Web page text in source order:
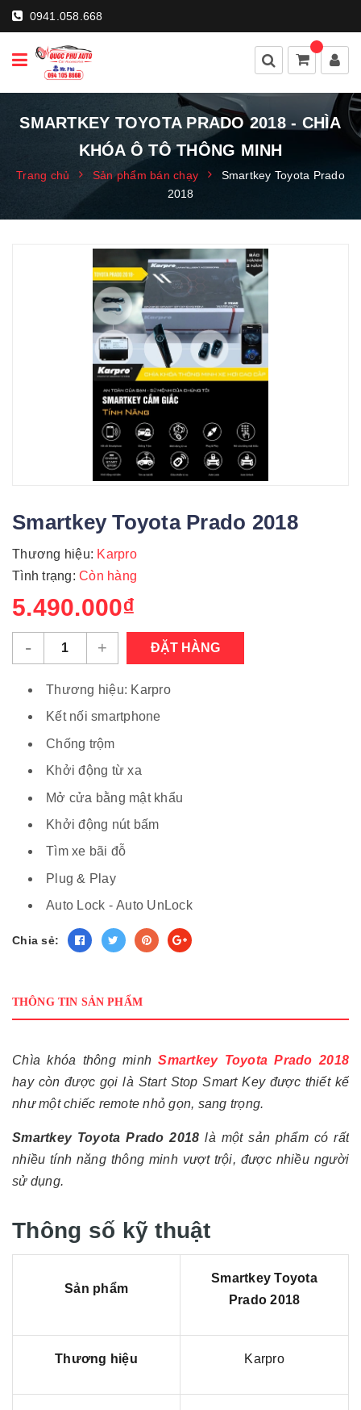
0941.058.668
SMARTKEY TOYOTA PRADO 2018 - CHÌA
KHÓA Ô TÔ THÔNG MINH
Trang chủ Sản phẩm bán chạy
Smartkey Toyota Prado
2018
Smartkey Toyota Prado 2018
Thương hiệu: Karpro
Tình trạng: Còn hàng
5.490.000₫
- + ĐẶT HÀNG
Thương hiệu: Karpro
Kết nối smartphone
Chống trộm
Khởi động từ xa
Mở cửa bằng mật khẩu
Khởi động nút bấm
Tìm xe bãi đỗ
Plug & Play
Auto Lock - Auto UnLock
Chia sẻ:
THÔNG TIN SẢN PHẨM
Chìa khóa thông minhSmartkey Toyota Prado 2018
hay còn được gọi là Start Stop Smart Key được thiết kế
như một chiếc remote nhỏ gọn, sang trọng.
Smartkey Toyota Prado 2018 là một sản phẩm có rất
nhiều tính năng thông minh vượt trội, được nhiều người
sử dụng.
Thông số kỹ thuật
Sản phẩm
Smartkey Toyota
Prado 2018
Thương hiệu Karpro